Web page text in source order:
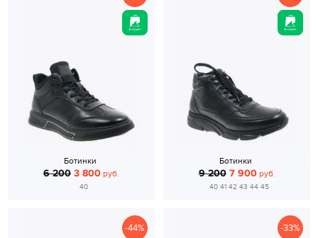
Ботинки
6 200 3 800 руб.
40
Ботинки
9 200 7 900руб.
40 41 42 43 44 45
-44% -33%